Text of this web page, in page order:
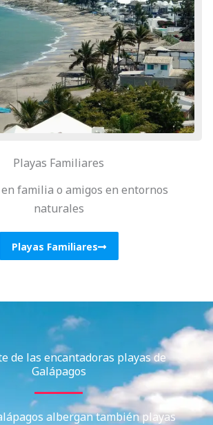
Playas Familiares
en familia o amigos en entornos
naturales
Playas Familiares
de las encantadoras playas de
Galápagos
albergan también playas